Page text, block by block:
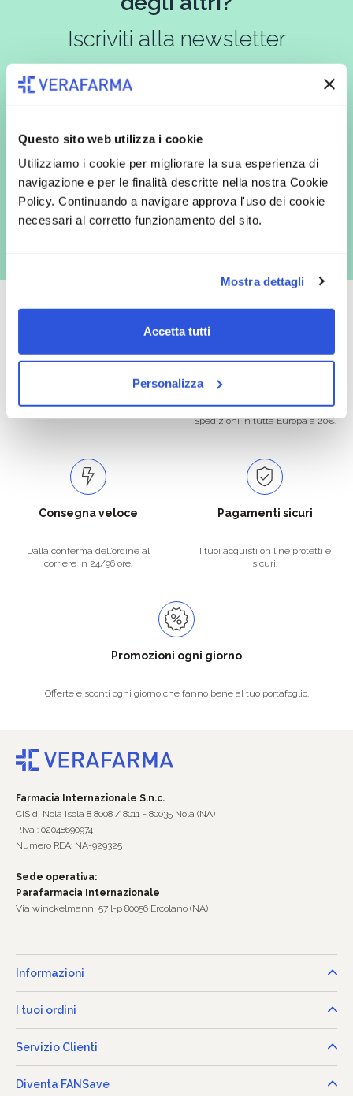
Questo sito web utilizza i cookie
Utilizziamo i cookie per migliorare la sua esperienza di
navigazione e per le finalità descritte nella nostra Cookie
Policy. Continuando a navigare approva l'uso dei cookie
necessari al corretto funzionamento del sito.
Mostra dettagli
Accetta tutti
Personalizza
Iscriviti alla newsletter
redatta ai sensi del Regolamento EU 2016/679, acconsento
espressamente al trattamento dei miei dati personali per finalità
commerciali da parte di Verafarma, tra cui invio di comunicazioni
marketing (con modalità telematiche - quali ad es. newsletter ed e-mail
con inviti e comunicazioni commerciali - e modalità tradizionali, quali ad
es. posta cartacea)
Oltre 50.000 prodotti
per soddisfare tutte le esigenze.
Spedizione gratuita
la spedizione la regaliamo noi.
Spedizioni in tutta Europa a 20€.
Consegna veloce
Dalla conferma dell’ordine al
corriere in 24/96 ore.
Pagamenti sicuri
I tuoi acquisti on line protetti e
sicuri.
Promozioni ogni giorno
Offerte e sconti ogni giorno che fanno bene al tuo portafoglio.
Farmacia Internazionale S.n.c.
CIS di Nola Isola 8 8008 / 8011 - 80035 Nola (NA)
P.Iva : 02048690974
Numero REA: NA-929325
Sede operativa:
Parafarmacia Internazionale
Via winckelmann, 57 l-p 80056 Ercolano (NA)
Informazioni
I tuoi ordini
Servizio Clienti
Diventa FANSave